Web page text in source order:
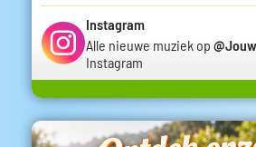
Instagram
Alle nieuwe muziek op
Instagram